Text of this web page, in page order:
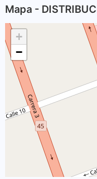
Mapa -
+
−